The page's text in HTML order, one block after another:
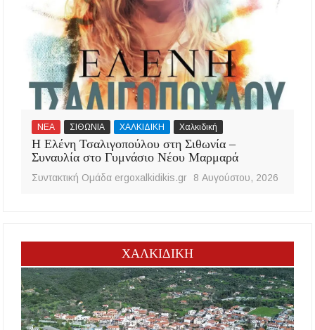
ΝΕΑ ΣΙΘΩΝΙΑ ΧΑΛΚΙΔΙΚΗ Χαλκιδική
Η Ελένη Τσαλιγοπούλου στη Σιθωνία –
Συναυλία στο Γυμνάσιο Νέου Μαρμαρά
Συντακτική Ομάδα ergoxalkidikis.gr 8 Αυγούστου, 2026
ΧΑΛΚΙΔΙΚΗ